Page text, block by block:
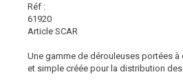
Réf :
61920
Article SCAR
Une gamme de dérouleuses portées
et simple créée pour la distribution des...